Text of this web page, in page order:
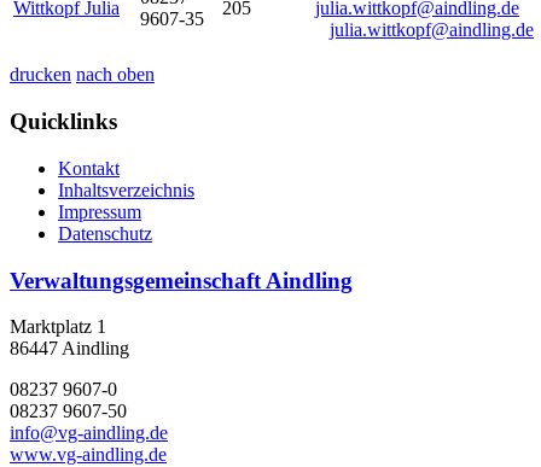
Wittkopf Julia
9607-35
205
julia.wittkopf@aindling.de
drucken nach oben
Quicklinks
Kontakt
Inhaltsverzeichnis
Impressum
Datenschutz
Verwaltungsgemeinschaft Aindling
Marktplatz 1
86447 Aindling
08237 9607-0
08237 9607-50
info@vg-aindling.de
www.vg-aindling.de